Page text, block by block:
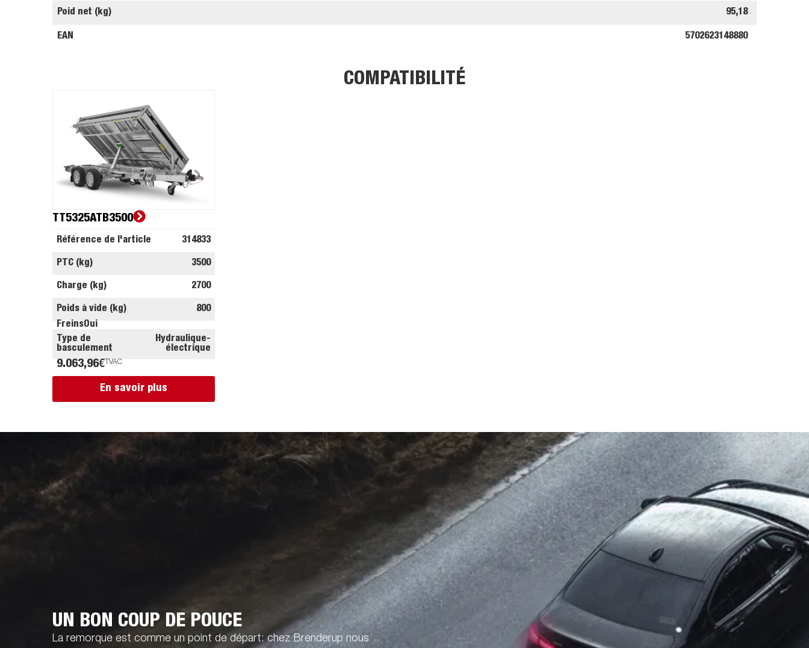
Poid net (kg) 95,18
EAN 5702623148880
COMPATIBILITÉ
TT5325ATB3500
Référence de l'article 314833
PTC (kg) 3500
Charge (kg) 2700
Poids à vide (kg)
800
FreinsOui
Type de
basculement
Hydraulique-
électrique
9.063,96€ TVAC
En savoir plus
UN BON COUP DE POUCE
La remorque est comme un point de départ: chez Brenderup nous